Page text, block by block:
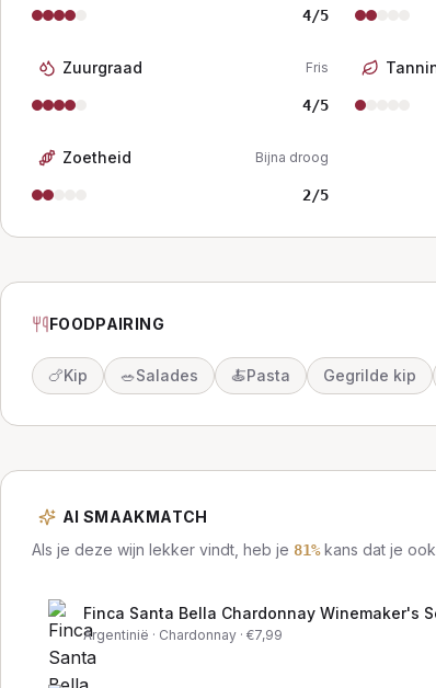
4/5
Zuurgraad Fris
4/5
Zoetheid Bijna droog
2/5
FOODPAIRING
🍗Kip 🥗Salades 🍝Pasta Gegrilde kip
AI SMAAKMATCH
Als je deze wijn lekker vindt, heb je 81%kans dat je
Finca Santa Bella Chardonnay Winemaker's
Argentinië · Chardonnay · €7,99